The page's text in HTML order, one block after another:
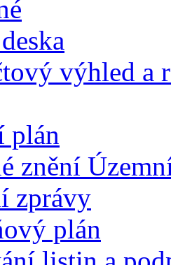
výhled a
plán
znění
zprávy
plán